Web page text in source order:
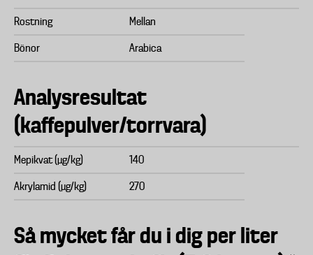
Rostning Mellan
Bönor Arabica
Analysresultat
(kaffepulver/torrvara)
Mepikvat (µg/kg) 140
Akrylamid (µg/kg) 270
Så mycket får du i dig per liter